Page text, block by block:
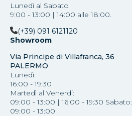
Lunedì al Sabato
9:00 - 13:00 | 14:00 alle 18:00.
(+39) 091 6121120
Showroom
Via Principe di Villafranca, 36
PALERMO
Lunedì:
16:00 - 19:30
Martedì al Venerdi:
09:00 - 13:00 | 16:00 - 19:30 Sabato:
09:00 - 13:00